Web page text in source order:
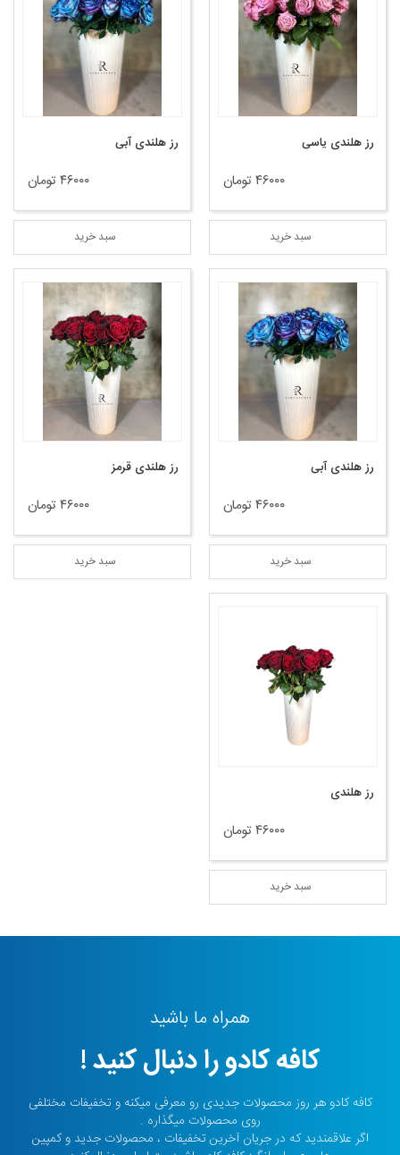
رز هلندی یاسی
۴۶۰۰۰ تومان
سبد خرید
رز هلندی آبی
۴۶۰۰۰ تومان
سبد خرید
رز هلندی آبی
۴۶۰۰۰ تومان
سبد خرید
رز هلندی قرمز
۴۶۰۰۰ تومان
سبد خرید
رز هلندی
۴۶۰۰۰ تومان
سبد خرید
همراه ما باشید
کافه کادو را دنبال کنید !
کافه کادو هر روز محصولات جدیدی رو معرفی میکنه و تخفیفات مختلفی
روی محصولات میگذاره .
اگر علاقمندید که در جریان آخرین تخفیفات ، محصولات جدید و کمپین